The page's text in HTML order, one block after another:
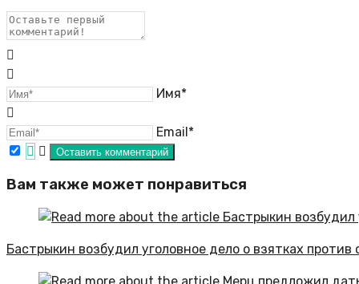
Имя*
Email*
Вам также может понравиться
Бастрыкин возбудил уголовное дело о взятках